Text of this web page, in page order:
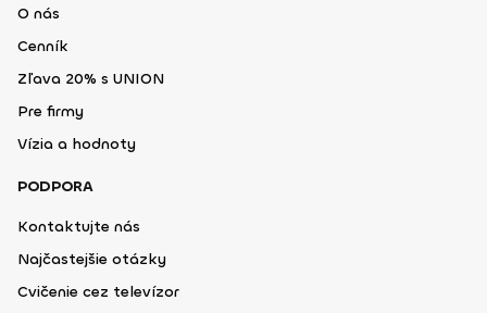
O nás
Cenník
Zľava 20% s UNION
Pre firmy
Vízia a hodnoty
PODPORA
Kontaktujte nás
Najčastejšie otázky
Cvičenie cez televízor